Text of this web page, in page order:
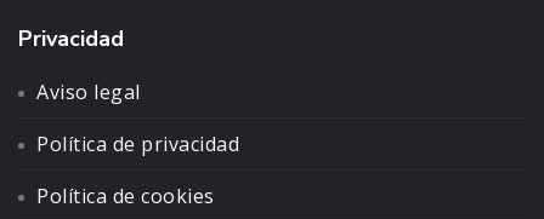
Privacidad
Aviso legal
Política de privacidad
Política de cookies